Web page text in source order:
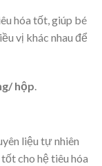
hóa tốt, giúp bé
vị khác nhau để
hộp.
liệu tự nhiên
cho hệ tiêu hóa